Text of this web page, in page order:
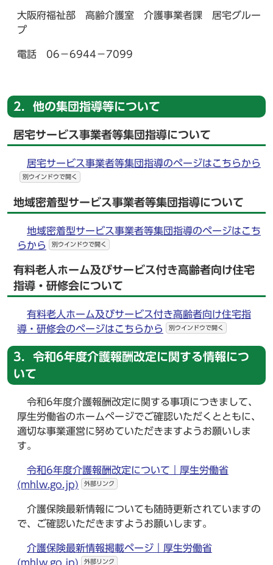
大阪府福祉部 高齢介護室 介護事業者課 居宅グルー
プ
電話 06－6944－7099
2．他の集団指導等について
居宅サービス事業者等集団指導について
居宅サービス事業者等集団指導のページはこちらから
別ウインドウで開く
地域密着型サービス事業者等集団指導について
地域密着型サービス事業者等集団指導のページはこち
らから
別ウインドウで開く
有料老人ホーム及びサービス付き高齢者向け住宅
指導・研修会について
有料老人ホーム及びサービス付き高齢者向け住宅指
導・研修会のページはこちらから
別ウインドウで開く
3．令和6年度介護報酬改定に関する情報につ
いて
令和6年度介護報酬改定に関する事項につきまして、
厚生労働省のホームページでご確認いただくとともに、
適切な事業運営に努めていただきますようお願いしま
す。
令和6年度介護報酬改定について｜厚生労働省
(mhlw.go.jp)
外部リンク
介護保険最新情報についても随時更新されていますの
で、ご確認いただきますようお願いします。
介護保険最新情報掲載ページ｜厚生労働省
(mhlw.go.jp)
外部リンク